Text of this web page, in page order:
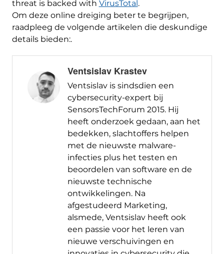
threat is backed with VirusTotal.
Om deze online dreiging beter te begrijpen,
raadpleeg de volgende artikelen die deskundige
details bieden:.
Ventsislav Krastev
Ventsislav is sindsdien een
cybersecurity-expert bij
SensorsTechForum 2015. Hij
heeft onderzoek gedaan, aan het
bedekken, slachtoffers helpen
met de nieuwste malware-
infecties plus het testen en
beoordelen van software en de
nieuwste technische
ontwikkelingen. Na
afgestudeerd Marketing,
alsmede, Ventsislav heeft ook
een passie voor het leren van
nieuwe verschuivingen en